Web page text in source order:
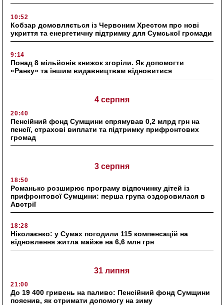
10:52
Кобзар домовляється із Червоним Хрестом про нові
укриття та енергетичну підтримку для Сумської громади
9:14
Понад 8 мільйонів книжок згоріли. Як допомогти
«Ранку» та іншим видавництвам відновитися
4 серпня
20:40
Пенсійний фонд Сумщини спрямував 0,2 млрд грн на
пенсії, страхові виплати та підтримку прифронтових
громад
3 серпня
18:50
Романько розширює програму відпочинку дітей із
прифронтової Сумщини: перша група оздоровилася в
Австрії
18:28
Ніколаєнко: у Сумах погодили 115 компенсацій на
відновлення житла майже на 6,6 млн грн
31 липня
21:00
До 19 400 гривень на паливо: Пенсійний фонд Сумщини
пояснив, як отримати допомогу на зиму